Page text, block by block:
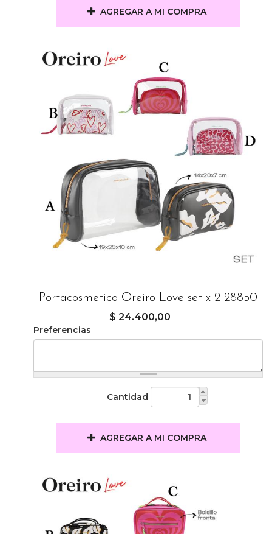
AGREGAR A MI COMPRA
Portacosmetico Oreiro Love set x 2 28850
$ 24.400,00
Preferencias
Cantidad
AGREGAR A MI COMPRA